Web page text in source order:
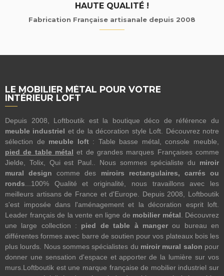
HAUTE QUALITÉ !
Fabrication Française artisanale depuis 2008
LE MOBILIER MÉTAL POUR VOTRE
INTÉRIEUR LOFT
Depuis 2008, Loftboutik est la boutique déco de référence du
meuble industriel et de la décoration style Loft. Découvrez notre
sélection de meuble loft: Table basse métal, console meuble,
pied de table métal et de grandes marques Françaises comme
Jielde, Tolix, Qui est Paul.. Nous sommes spécialiste du miroir
mural design comme des miroirs rectangulaires, carrés ou
ronds ...100% Qualité et originalité, nous travaillons avec les
meilleurs artisans de France et d'Europe. Depuis 2008, Loftboutik
s'est imposée dans l'aménagement et la décoration esprit loft.
Leader français de la vente en ligne de mobilier métal . Découvrez
une large collection : pied de table à mangerou bureau en
différentes formes avec barre de soutien pour vos plateaux bois les
plus lourds. Nous sommes spécialistes du miroir mural salon pour
donner une sensation d'espace et apporter de la lumière sur vos
murs.Loftboutik est une marque française de mobilier industriel sur